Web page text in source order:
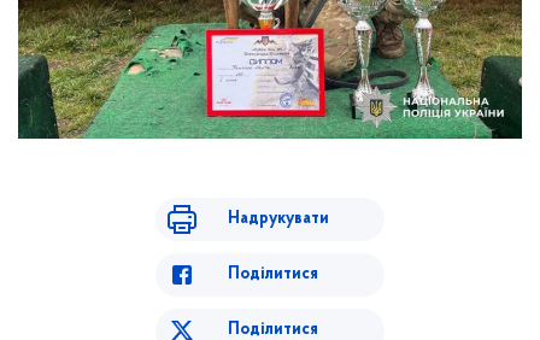
Надрукувати
Поділитися
Поділитися